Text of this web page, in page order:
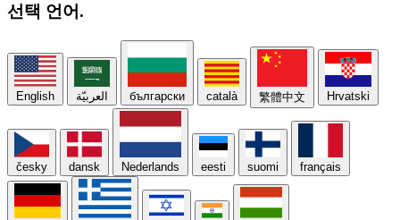
선택 언어.
English العربيّة български català 繁體中文 Hrvatski
česky dansk Nederlands eesti suomi français